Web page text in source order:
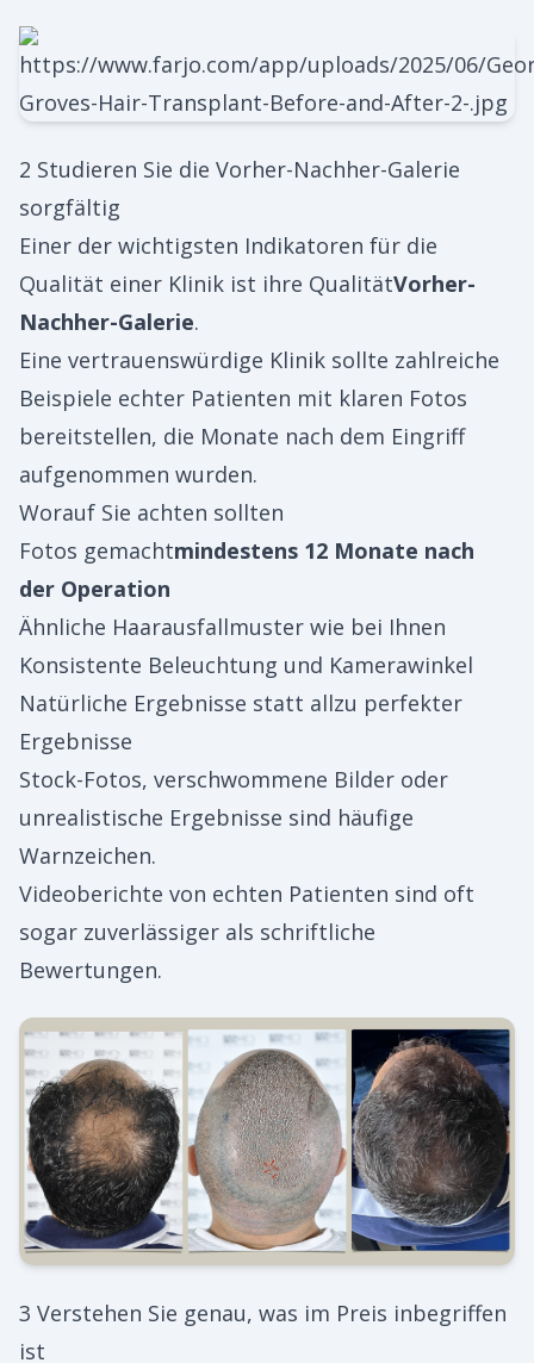
2 Studieren Sie die Vorher-Nachher-Galerie
sorgfältig
Einer der wichtigsten Indikatoren für die
Qualität einer Klinik ist ihre QualitätVorher-
Nachher-Galerie.
Eine vertrauenswürdige Klinik sollte zahlreiche
Beispiele echter Patienten mit klaren Fotos
bereitstellen, die Monate nach dem Eingriff
aufgenommen wurden.
Worauf Sie achten sollten
Fotos gemachtmindestens 12 Monate nach
der Operation
Ähnliche Haarausfallmuster wie bei Ihnen
Konsistente Beleuchtung und Kamerawinkel
Natürliche Ergebnisse statt allzu perfekter
Ergebnisse
Stock-Fotos, verschwommene Bilder oder
unrealistische Ergebnisse sind häufige
Warnzeichen.
Videoberichte von echten Patienten sind oft
sogar zuverlässiger als schriftliche
Bewertungen.
3 Verstehen Sie genau, was im Preis inbegriffen
ist